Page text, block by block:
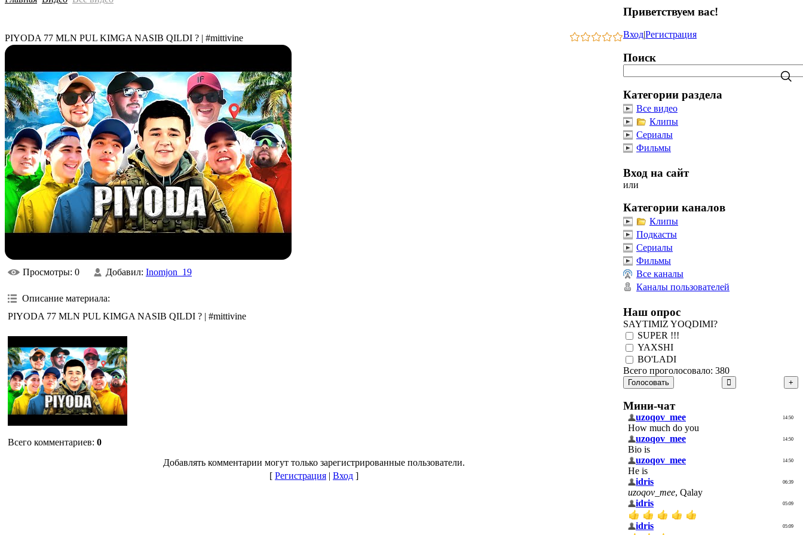
PIYODA 77 MLN PUL KIMGA NASIB QILDI ? | #mittivine
Просмотры: 0 Добавил: Inomjon_19
Описание материала:
PIYODA 77 MLN PUL KIMGA NASIB QILDI ? | #mittivine
Всего комментариев: 0
Добавлять комментарии могут только зарегистрированные пользователи.
[ Регистрация | Вход ]
Приветствуем вас!
Вход|Регистрация
Поиск
Категории раздела
Все видео
Клипы
Сериалы
Фильмы
Вход на сайт
или
Категории каналов
Клипы
Подкасты
Сериалы
Фильмы
Все каналы
Каналы пользователей
Наш опрос
SAYTIMIZ YOQDIMI?
SUPER !!!
YAXSHI
BO'LADI
Всего проголосовало: 380
Голосовать
Мини-чат